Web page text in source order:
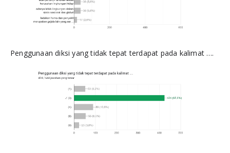
Penggunaan diksi yang tidak tepat terdapat pada kalimat ….